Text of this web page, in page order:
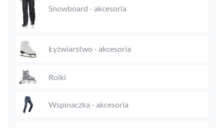
Snowboard - akcesoria
Łyżwiarstwo - akcesoria
Rolki
Wspinaczka - akcesoria